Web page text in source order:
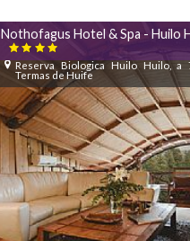
Nothofagus Hotel & Spa - Huilo

Reserva Biologica Huilo Huilo, a
Termas de Huife